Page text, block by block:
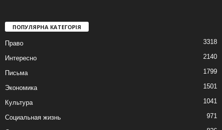
ПОПУЛЯРНА КАТЕГОРІЯ
Право 3318
Интересно 2140
Письма 1799
Экономика 1501
Культура 1041
Социальная жизнь 971